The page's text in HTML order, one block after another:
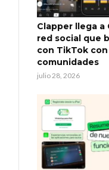
Clapper llega a
red social que
con TikTok
comunidades
julio 28, 2026